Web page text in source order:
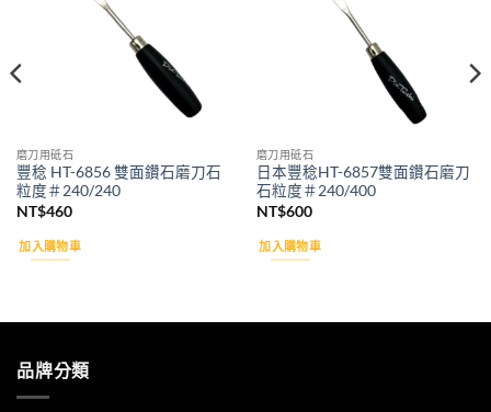
磨刀用砥石
豐稔 HT-6856 雙面鑽石磨刀石
粒度＃240/240
NT$460
加入購物車
磨刀用砥石
日本豐稔HT-6857雙面鑽石磨刀
石粒度＃240/400
NT$600
加入購物車
品牌分類